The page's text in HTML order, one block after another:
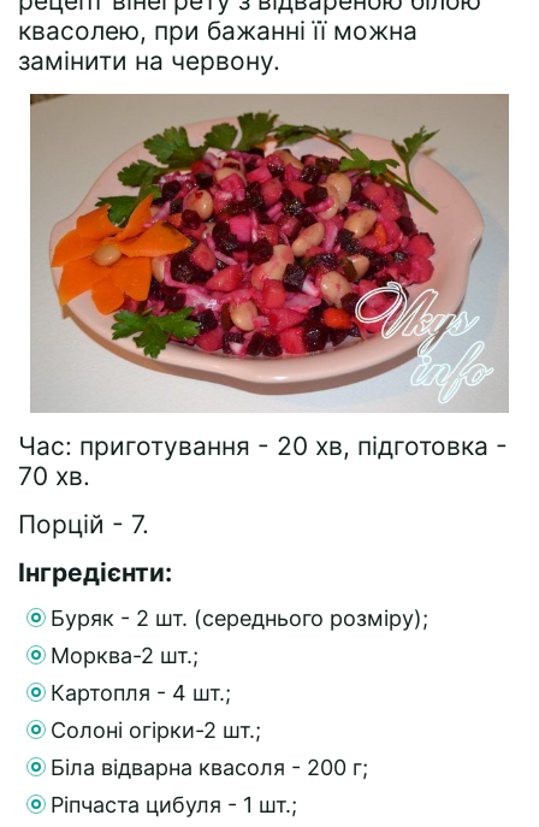
квасолею, при бажанні її можна
замінити на червону.
Час: приготування - 20 хв, підготовка -
70 хв.
Порцій - 7.
Інгредієнти:
Буряк - 2 шт. (середнього розміру);
Морква-2 шт.;
Картопля - 4 шт.;
Солоні огірки-2 шт.;
Біла відварна квасоля - 200 г;
Ріпчаста цибуля - 1 шт.;